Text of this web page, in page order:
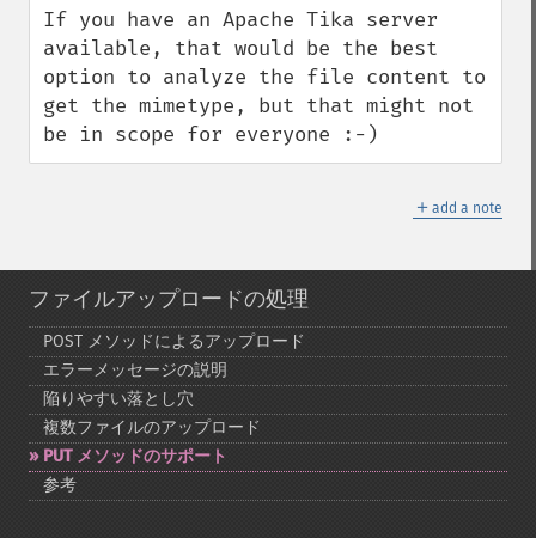
If you have an Apache Tika server
available, that would be the best
option to analyze the file content to
get the mimetype, but that might not
be in scope for everyone :-)
＋ add a note
ファイルアップロードの処理
POST メソッドによるアップロード
エラーメッセージの説明
陥りやすい落とし穴
複数ファイルのアップロード
PUT メソッドのサポート
参考